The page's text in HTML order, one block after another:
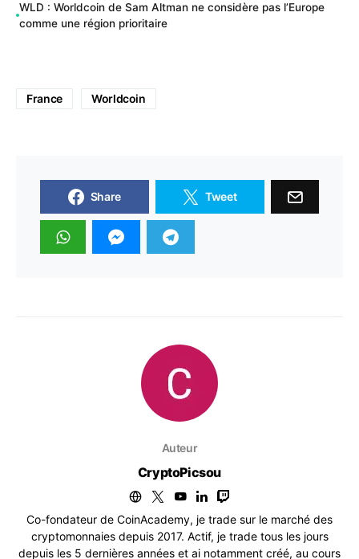
WLD : Worldcoin de Sam Altman ne considère pas l’Europe
comme une région prioritaire
France Worldcoin
Share Tweet
Auteur
CryptoPicsou
Co-fondateur de CoinAcademy, je trade sur le marché des
cryptomonnaies depuis 2017. Actif, je trade tous les jours
depuis les 5 dernières années et ai notamment créé, au cours